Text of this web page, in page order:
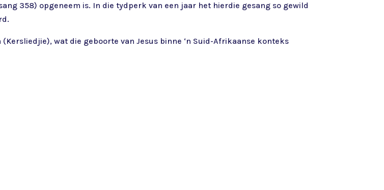
358) opgeneem is. In die tydperk van een jaar het hierdie gesang so gewild
wat die geboorte van Jesus binne ‘n Suid-Afrikaanse konteks